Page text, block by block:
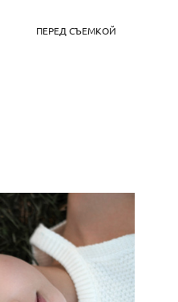
ПЕРЕД СЪЕМКОЙ